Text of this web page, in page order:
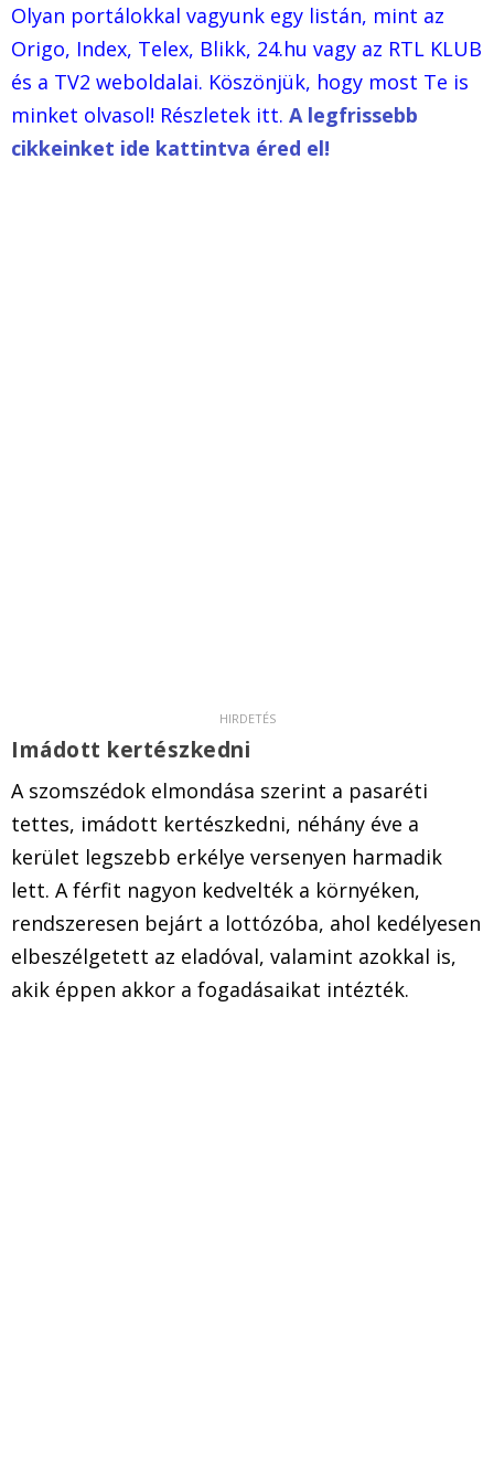
Olyan portálokkal vagyunk egy listán, mint az
Origo, Index, Telex, Blikk, 24.hu vagy az RTL KLUB
és a TV2 weboldalai. Köszönjük, hogy most Te is
minket olvasol! Részletek itt. A legfrissebb
cikkeinket ide kattintva éred el!
Imádott kertészkedni
A szomszédok elmondása szerint a pasaréti
tettes, imádott kertészkedni, néhány éve a
kerület legszebb erkélye versenyen harmadik
lett. A férfit nagyon kedvelték a környéken,
rendszeresen bejárt a lottózóba, ahol kedélyesen
elbeszélgetett az eladóval, valamint azokkal is,
akik éppen akkor a fogadásaikat intézték.